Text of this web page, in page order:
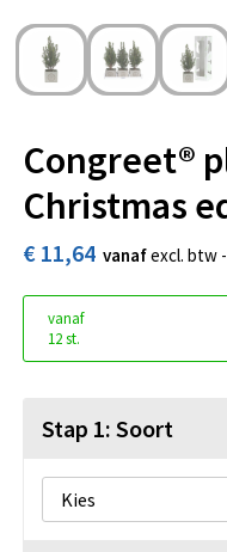
Congreet®
Christmas
€ 11,64 vanafexcl. btw -
vanaf
12 st.
Stap 1: Soort